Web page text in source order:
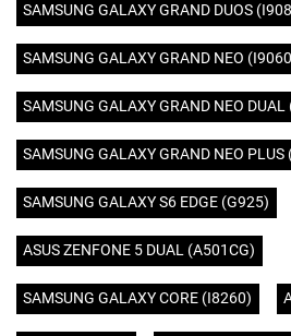
SAMSUNG GALAXY GRAND DUOS
SAMSUNG GALAXY GRAND NEO
SAMSUNG GALAXY GRAND NEO
SAMSUNG GALAXY GRAND NEO
SAMSUNG GALAXY S6 EDGE (G925)
ASUS ZENFONE 5 DUAL (A501CG)
SAMSUNG GALAXY CORE (I8260)